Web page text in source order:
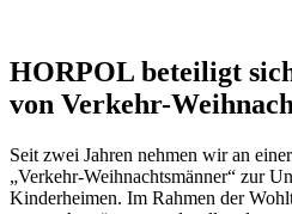
HORPOL beteiligt
von Verkehr-
Seit zwei Jahren nehmen wir an
„Verkehr-Weihnachtsmänner“ zur
Kinderheimen. Im Rahmen der